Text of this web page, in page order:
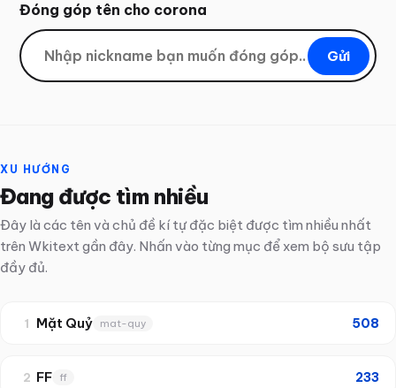
Đóng góp tên cho corona
Gửi
XU HƯỚNG
Đang được tìm nhiều
Đây là các tên và chủ đề kí tự đặc biệt được tìm nhiều nhất
trên Wkitext gần đây. Nhấn vào từng mục để xem bộ sưu tập
đầy đủ.
1 Mặt Quỷ mat-quy 508
2 FF ff 233